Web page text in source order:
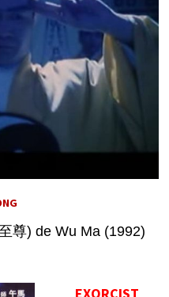
尊) de Wu Ma (1992)